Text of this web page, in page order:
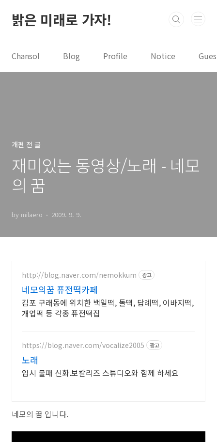
밝은 미래로 가자!
Chansol Blog Profile Notice
개편 전 글
재미있는 동영상/노래 - 네모
의 꿈
by milaero 2009. 9. 9.
http://blog.naver.com/nemokkum 광고
네모의꿈 퓨전떡카페
김포 구래동에 위치한 백일떡, 돌떡, 답례떡, 이바지떡,
개업떡 등 각종 퓨전떡집
https://blog.naver.com/vocalize2005 광고
노래
입시 불패 신화.보칼리즈 스튜디오와 함께 하세요
네모의 꿈 입니다.